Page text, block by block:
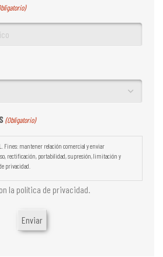
(Obligatorio)
SL. Fines: mantener relación comercial y enviar
rectificación, portabilidad, supresión, limitación y
privacidad.
la política de privacidad.